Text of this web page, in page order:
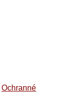
Ochranné